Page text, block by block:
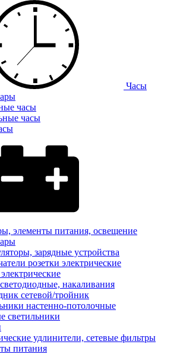
Часы
часы
часы
элементы питания, освещение
зарядные устройства
розетки электрические
накаливания
сетевой/тройник
настенно-потолочные
светильники
удлинители, сетевые фильтры
питания